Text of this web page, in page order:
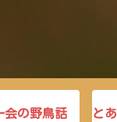
会の野鳥話 と